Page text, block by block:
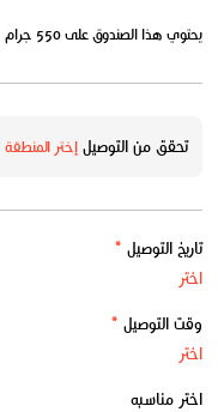
يحتوي هذا الصندوق على 550 جرام من الشوكولاتة مع زهرة قطن وقمح وردي.
تحقق من التوصيلإختر المنطقة
تاريخ التوصيل *
وقت التوصيل *
اختر مناسبه